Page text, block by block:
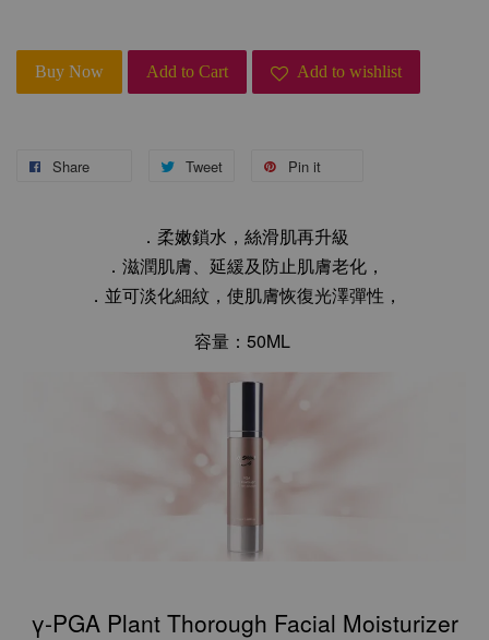
Buy Now Add to Cart Add to wishlist
Share Tweet Pin it
．柔嫩鎖水，絲滑肌再升級
．滋潤肌膚、延緩及防止肌膚老化，
．並可淡化細紋，使肌膚恢復光澤彈性，
容量：50ML
γ-PGA Plant Thorough Facial Moisturizer